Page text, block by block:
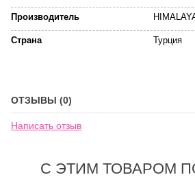
Производитель
Страна Турция
ОТЗЫВЫ (0)
Написать отзыв
С ЭТИМ ТОВАРОМ